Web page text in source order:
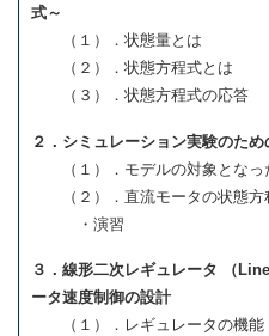
式～
（１）．状態量とは
（２）．状態方程式とは
（３）．状態方程式の応答
２．シミュレーション実験のた
（１）．モデルの対象となっ
（２）．直流モータの状態方
・演習
３．線形二次レギュレータ （
ータ速度制御の設計
（１）．レギュレータの機能